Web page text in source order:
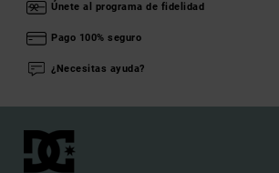
Únete al programa de fidelidad
Pago 100% seguro
¿Necesitas ayuda?